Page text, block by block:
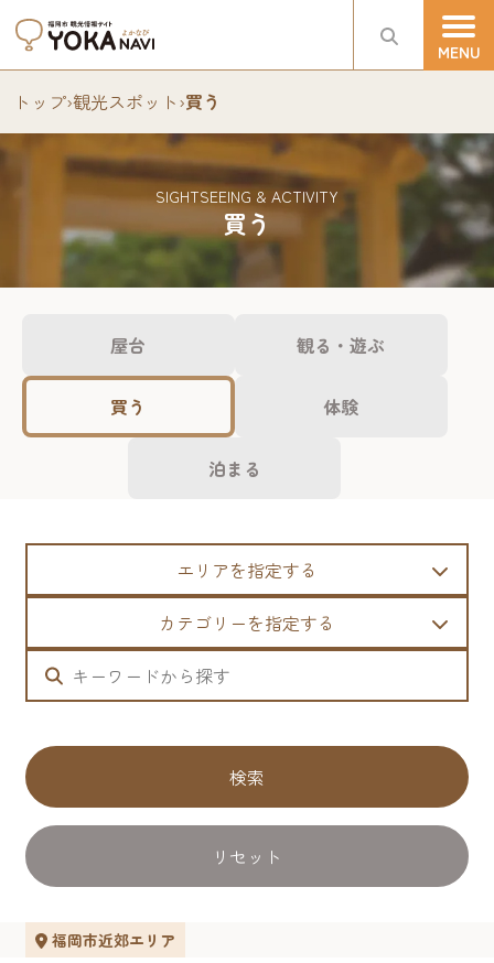
トップ›観光スポット›買う
買う
SIGHTSEEING & ACTIVITY
屋台 観る・遊ぶ
買う 体験
泊まる
エリアを指定する
カテゴリーを指定する
検索
リセット
福岡市近郊エリア